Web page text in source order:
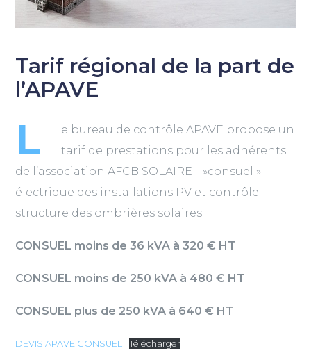
Tarif régional de la part de
l’APAVE
L
e bureau de contrôle APAVE propose un
tarif de prestations pour les adhérents
de l’association AFCB SOLAIRE : »consuel »
électrique des installations PV et contrôle
structure des ombrières solaires.
CONSUEL moins de 36 kVA à 320 € HT
CONSUEL moins de 250 kVA à 480 € HT
CONSUEL plus de 250 kVA à 640 € HT
DEVIS APAVE CONSUEL
Télécharger